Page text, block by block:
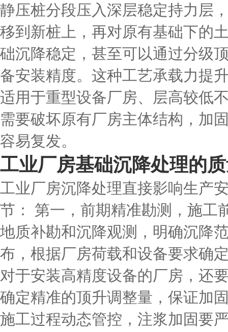
静压桩分段压入深层稳定持力层
移到新桩上，再对原有基础下的
础沉降稳定，甚至可以通过分级
备安装精度。这种工艺承载力提
适用于重型设备厂房、层高较低
需要破坏原有厂房主体结构，加
容易复发。
工业厂房基础沉降处理的
工业厂房沉降处理直接影响生产
节： 第一，前期精准勘测，施工
地质补勘和沉降观测，明确沉降
布，根据厂房荷载和设备要求
对于安装高精度设备的厂房，还
确定精准的顶升调整量，保证加
施工过程动态管控，注浆加固要